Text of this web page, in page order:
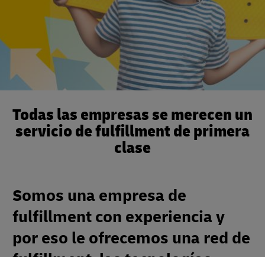
Todas las empresas se merecen un
servicio de fulfillment de primera
clase
Somos una empresa de
fulfillment con experiencia y
por eso le ofrecemos una red de